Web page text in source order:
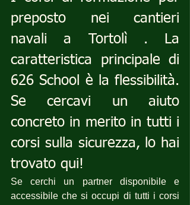
preposto nei cantieri
navali a Tortolì . La
caratteristica principale di
626 School è la flessibilità.
Se cercavi un aiuto
concreto in merito in tutti i
corsi sulla sicurezza, lo hai
trovato qui!
Se cerchi un partner disponibile e
accessibile che si occupi di tutti i corsi